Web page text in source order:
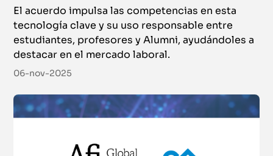
El acuerdo impulsa las competencias en esta
tecnología clave y su uso responsable entre
estudiantes, profesores y Alumni, ayudándoles a
destacar en el mercado laboral.
06-nov-2025